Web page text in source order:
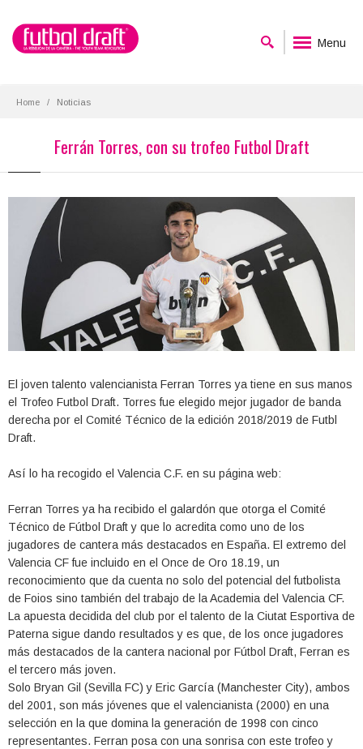
Menu
Home Noticias
Ferrán Torres, con su trofeo Futbol Draft
El joven talento valencianista Ferran Torres ya tiene en sus manos
el Trofeo Futbol Draft. Torres fue elegido mejor jugador de banda
derecha por el Comité Técnico de la edición 2018/2019 de Futbl
Draft.
Así lo ha recogido el Valencia C.F. en su página web:
Ferran Torres ya ha recibido el galardón que otorga el Comité
Técnico de Fútbol Draft y que lo acredita como uno de los
jugadores de cantera más destacados en España. El extremo del
Valencia CF fue incluido en el Once de Oro 18.19, un
reconocimiento que da cuenta no solo del potencial del futbolista
de Foios sino también del trabajo de la Academia del Valencia CF.
La apuesta decidida del club por el talento de la Ciutat Esportiva de
Paterna sigue dando resultados y es que, de los once jugadores
más destacados de la cantera nacional por Fútbol Draft, Ferran es
el tercero más joven.
Solo Bryan Gil (Sevilla FC) y Eric García (Manchester City), ambos
del 2001, son más jóvenes que el valencianista (2000) en una
selección en la que domina la generación de 1998 con cinco
representantes. Ferran posa con una sonrisa con este trofeo y